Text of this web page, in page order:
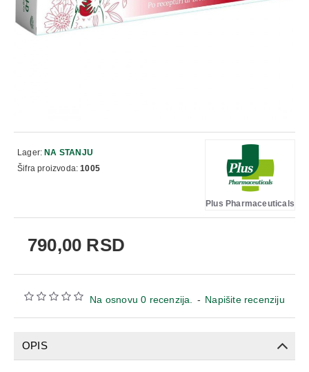
Na osnovu 0 recenzija. - Napišite recenziju
790,00 RSD
Lager: NA STANJU
Šifra proizvoda: 1005
Plus Pharmaceuticals
OPIS